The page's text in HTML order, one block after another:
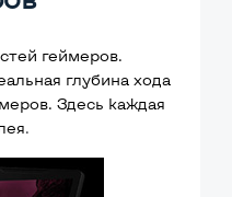
геймеров.
глубина хода
Здесь каждая
.